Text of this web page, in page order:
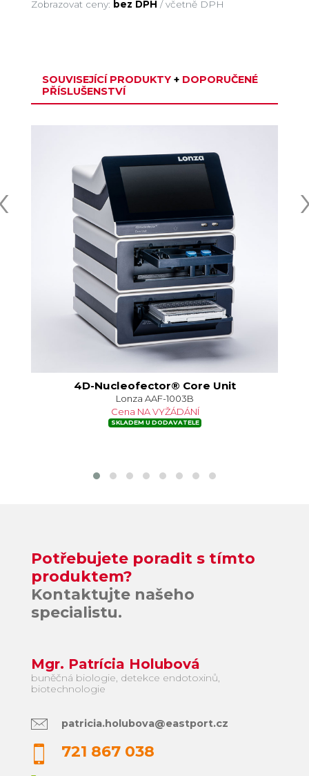
Zobrazovat ceny: bez DPH /včetně DPH
SOUVISEJÍCÍ PRODUKTY +DOPORUČENÉ
PŘÍSLUŠENSTVÍ
4D-Nucleofector® Core Unit
Lonza AAF-1003B
Cena NA VYŽÁDÁNÍ
SKLADEM U DODAVATELE
Potřebujete poradit s tímto
produktem?
Kontaktujte našeho
specialistu.
Mgr. Patrícia Holubová
buněčná biologie, detekce endotoxinů,
biotechnologie
patricia.holubova@eastport.cz
721 867 038